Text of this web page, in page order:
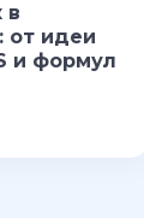
в
от идеи
и формул